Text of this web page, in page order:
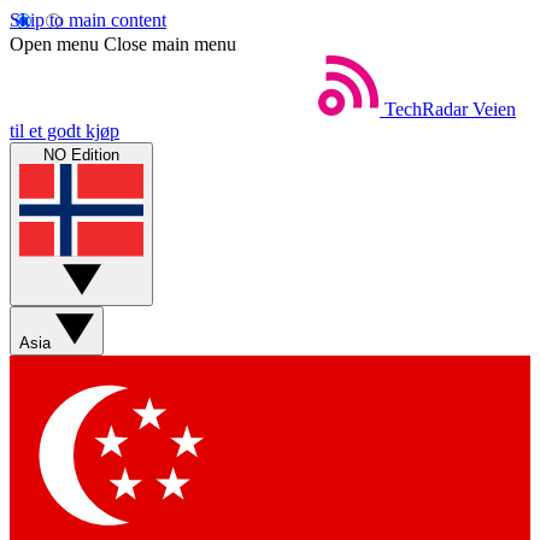
Skip to main content
Open menu Close main menu
TechRadar Veien
til et godt kjøp
NO Edition
Asia